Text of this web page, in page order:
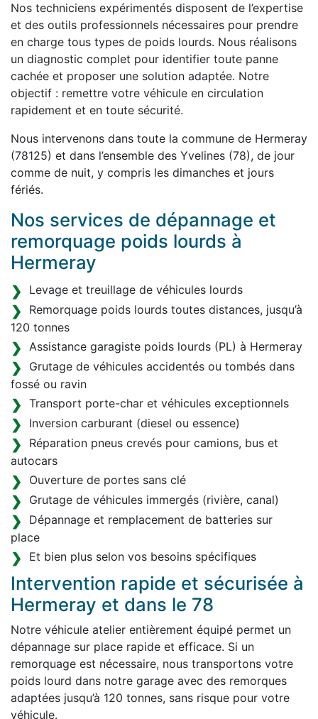
Nos techniciens expérimentés disposent de l’expertise
et des outils professionnels nécessaires pour prendre
en charge tous types de poids lourds. Nous réalisons
un diagnostic complet pour identifier toute panne
cachée et proposer une solution adaptée. Notre
objectif : remettre votre véhicule en circulation
rapidement et en toute sécurité.
Nous intervenons dans toute la commune de Hermeray
(78125) et dans l’ensemble des Yvelines (78), de jour
comme de nuit, y compris les dimanches et jours
fériés.
Nos services de dépannage et
remorquage poids lourds à
Hermeray
Levage et treuillage de véhicules lourds
Remorquage poids lourds toutes distances, jusqu’à
120 tonnes
Assistance garagiste poids lourds (PL) à Hermeray
Grutage de véhicules accidentés ou tombés dans
fossé ou ravin
Transport porte-char et véhicules exceptionnels
Inversion carburant (diesel ou essence)
Réparation pneus crevés pour camions, bus et
autocars
Ouverture de portes sans clé
Grutage de véhicules immergés (rivière, canal)
Dépannage et remplacement de batteries sur
place
Et bien plus selon vos besoins spécifiques
Intervention rapide et sécurisée à
Hermeray et dans le 78
Notre véhicule atelier entièrement équipé permet un
dépannage sur place rapide et efficace. Si un
remorquage est nécessaire, nous transportons votre
poids lourd dans notre garage avec des remorques
adaptées jusqu’à 120 tonnes, sans risque pour votre
véhicule.